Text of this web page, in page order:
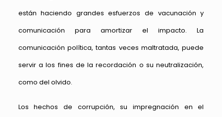
están haciendo grandes esfuerzos de vacunación y
comunicación para amortizar el impacto. La
comunicación política, tantas veces maltratada, puede
servir a los fines de la recordación o su neutralización,
como del olvido.
Los hechos de corrupción, su impregnación en el